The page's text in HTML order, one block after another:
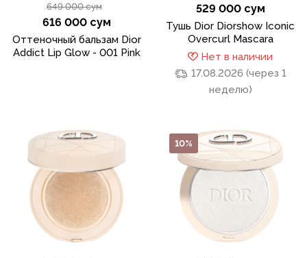
649 000 сум
616 000 сум
Оттеночный бальзам Dior
Addict Lip Glow - 001 Pink
529 000 сум
Тушь Dior Diorshow Iconic
Overcurl Mascara
Нет в наличии
17.08.2026 (через 1
неделю)
10%